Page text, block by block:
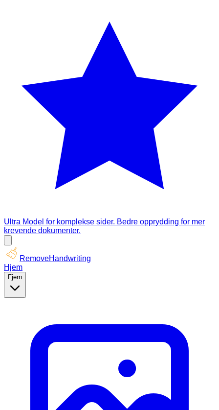
Ultra Model for komplekse sider. Bedre opprydding for mer
krevende dokumenter.
RemoveHandwriting
Hjem
Fjern